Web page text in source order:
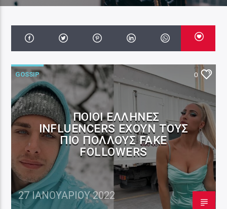
GOSSIP 0
ΠΟΙΟΙ ΈΛΛΗΝΕΣ
INFLUENCERS ΈΧΟΥΝ ΤΟΥΣ
ΠΙΟ ΠΟΛΛΟΎΣ FAKE
FOLLOWERS
27 ΙΑΝΟΥΑΡΊΟΥ 2022